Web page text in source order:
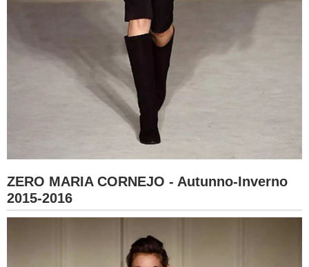
ZERO MARIA CORNEJO - Autunno-Inverno
2015-2016